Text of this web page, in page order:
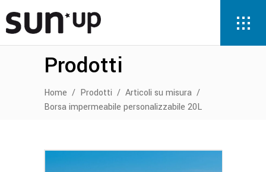
Prodotti
Home / Prodotti / Articoli su misura /
Borsa impermeabile personalizzabile 20L